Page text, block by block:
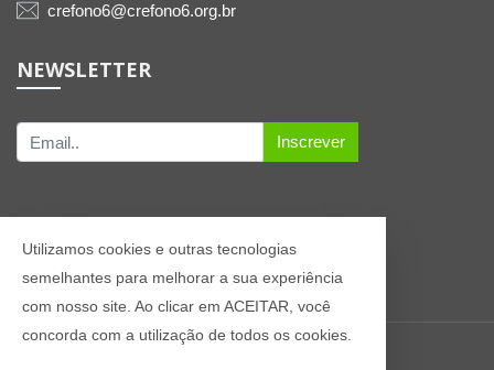
crefono6@crefono6.org.br
NEWSLETTER
Inscrever
Utilizamos cookies e outras tecnologias
semelhantes para melhorar a sua experiência
com nosso site. Ao clicar em ACEITAR, você
concorda com a utilização de todos os cookies.